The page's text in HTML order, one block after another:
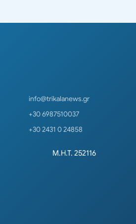
info@trikalanews.gr
+30 6987510037
+30 2431 0 24858
Μ.Η.Τ. 252116